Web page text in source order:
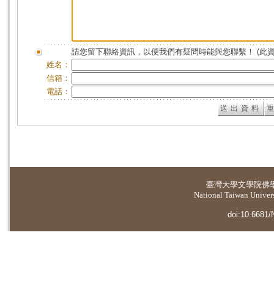
請您留下聯絡資訊，以便我們有疑問時能與您聯繫！ (此
姓名：
信箱：
電話：
臺灣大學文學院佛
National Taiwan
doi:10.6681/